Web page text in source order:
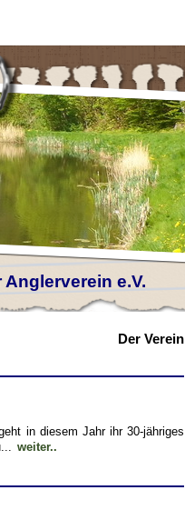
e.V.
Der Verein
in diesem Jahr ihr 30-jähriges
weiter..